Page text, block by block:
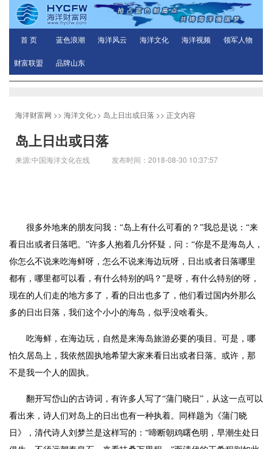
首 页 蓝色浪潮 海洋风云 海洋文化 海洋视频 领军人物
财富联盟 品牌山东
海洋财富网 >> 海洋文化>> 岛上日出或日落 >> 正文内容
岛上日出或日落
来源:中国海洋文化在线 发布时间：2018-08-30 10:37:57
很多外地来的朋友问我：“岛上有什么可看的？”我总是说：“来
看日出或者日落吧。”许多人抱着几分怀疑，问：“你是不是海岛人，
你怎么不说来吃海鲜呀，怎么不说来海边玩呀，日出或者日落哪里
都有，哪里都可以看，有什么特别的吗？”是呀，有什么特别的呀，
现在的人们走的地方多了，看的日出也多了，他们看过国内外那么
多的日出日落，我们这个小小的海岛，似乎没啥看头。
吃海鲜，在海边玩，自然是来海岛旅游必要的项目。可是，哪
怕久居岛上，我依然固执地希望大家来看日出或者日落。或许，那
不是我一个人的固执。
翻开写岱山的古诗词，有许多人写了“蒲门晓日”，从这一点可以
看出来，诗人们对岛上的日出也有一种执着。同样题为《蒲门晓
日》，清代诗人刘梦兰是这样写的：“啼断朝鸡曙色明，早潮生处日